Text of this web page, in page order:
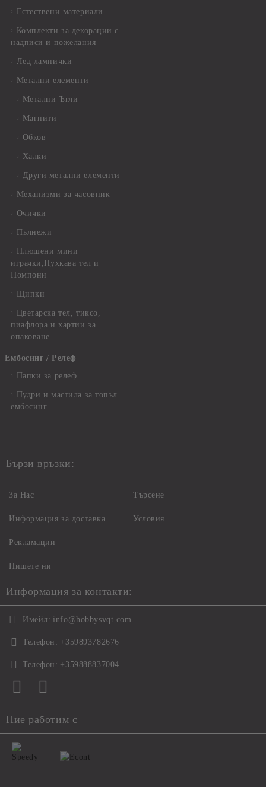
Естествени материали
Комплекти за декорации с
надписи и пожелания
Лед лампички
Метални елементи
Метални Ъгли
Магнити
Обков
Халки
Други метални елементи
Механизми за часовник
Очички
Пълнежи
Плюшени мини
играчки,Пухкава тел и
Помпони
Щипки
Цветарска тел, тиксо,
пиафлора и хартии за
опаковане
Ембосинг / Релеф
Папки за релеф
Пудри и мастила за топъл
ембосинг
Бързи връзки:
За Нас
Информация за доставка
Рекламации
Пишете ни
Търсене
Условия
Информация за контакти:
Имейл: info@hobbysvqt.com
Телефон: +359893782676
Телефон: +359888837004
Ние работим с